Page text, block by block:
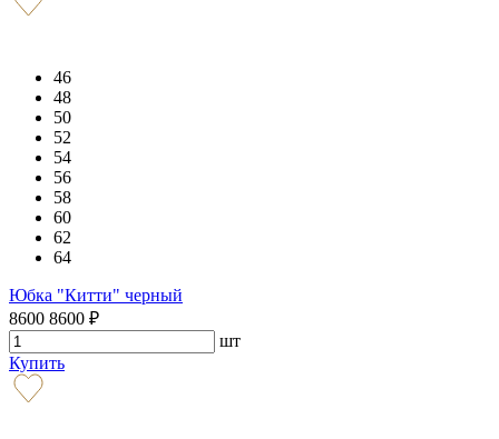
46
48
50
52
54
56
58
60
62
64
Юбка "Китти" черный
8600 8600 ₽
шт
Купить